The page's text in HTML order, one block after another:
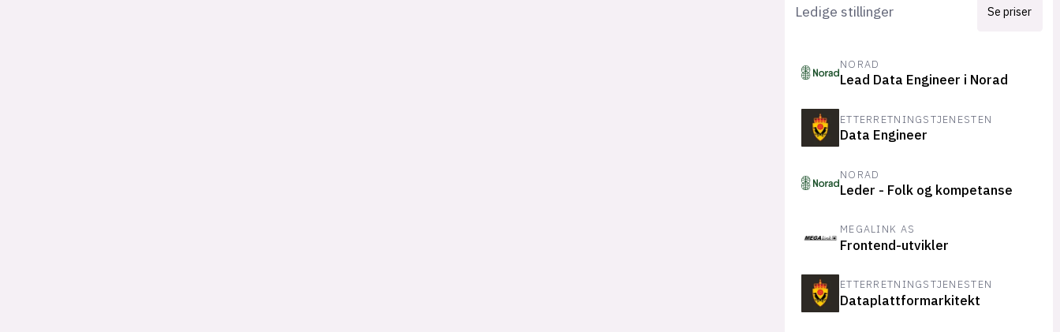
Ledige stillinger Se priser
NORAD
Lead Data Engineer i Norad
ETTERRETNINGSTJENESTEN
Data Engineer
NORAD
Leder - Folk og kompetanse
MEGALINK AS
Frontend-utvikler
ETTERRETNINGSTJENESTEN
Dataplattformarkitekt